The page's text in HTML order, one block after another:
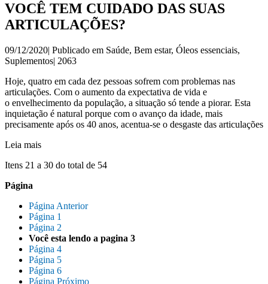
VOCÊ TEM CUIDADO DAS SUAS
ARTICULAÇÕES?
09/12/2020| Publicado em Saúde, Bem estar, Óleos essenciais,
Suplementos| 2063
Hoje, quatro em cada dez pessoas sofrem com problemas nas
articulações. Com o aumento da expectativa de vida e
o envelhecimento da população, a situação só tende a piorar. Esta
inquietação é natural porque com o avanço da idade, mais
precisamente após os 40 anos, acentua-se o desgaste das articulações
Leia mais
Itens 21 a 30 do total de 54
Página
Página Anterior
Página 1
Página 2
Você esta lendo a pagina 3
Página 4
Página 5
Página 6
Página Próximo